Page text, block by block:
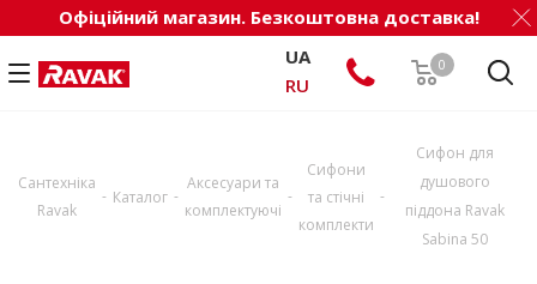
Офіційний магазин. Безкоштовна доставка!
0
UA
RU
Сантехніка
Ravak
- Каталог -
Аксесуари та
комплектуючі
-
Сифони
та стічні
комплекти
-
Сифон для
душового
піддона Ravak
Sabina 50